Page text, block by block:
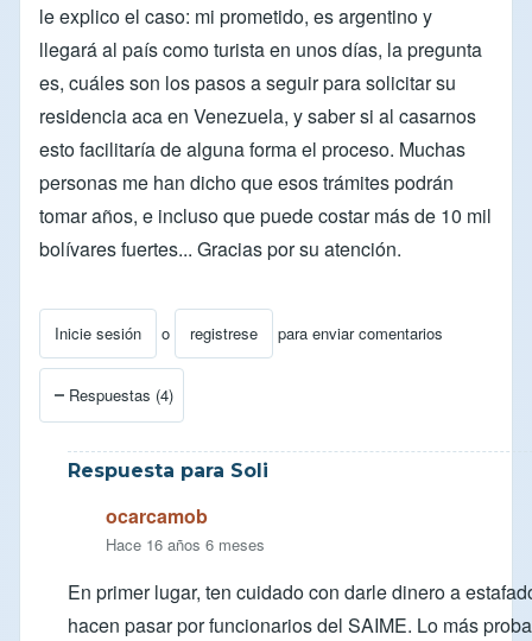
le explico el caso: mi prometido, es argentino y
llegará al país como turista en unos días, la pregunta
es, cuáles son los pasos a seguir para solicitar su
residencia aca en Venezuela, y saber si al casarnos
esto facilitaría de alguna forma el proceso. Muchas
personas me han dicho que esos trámites podrán
tomar años, e incluso que puede costar más de 10 mil
bolívares fuertes... Gracias por su atención.
Inicie sesión o registrese para enviar comentarios
Respuestas (4)
Respuesta para Soli
ocarcamob
Hace 16 años 6 meses
En primer lugar, ten cuidado con darle dinero a
hacen pasar por funcionarios del SAIME. Lo más